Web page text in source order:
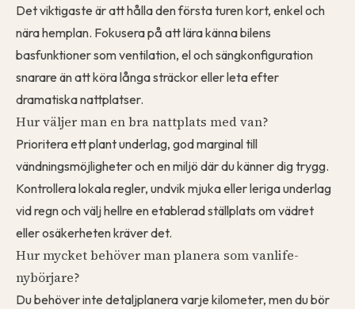
Det viktigaste är att hålla den första turen kort, enkel och
nära hemplan. Fokusera på att lära känna bilens
basfunktioner som ventilation, el och sängkonfiguration
snarare än att köra långa sträckor eller leta efter
dramatiska nattplatser.
Hur väljer man en bra nattplats med van?
Prioritera ett plant underlag, god marginal till
vändningsmöjligheter och en miljö där du känner dig trygg.
Kontrollera lokala regler, undvik mjuka eller leriga underlag
vid regn och välj hellre en etablerad ställplats om vädret
eller osäkerheten kräver det.
Hur mycket behöver man planera som vanlife-
nybörjare?
Du behöver inte detaljplanera varje kilometer, men du bör